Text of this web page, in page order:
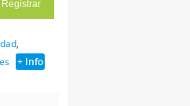
,
+ Info